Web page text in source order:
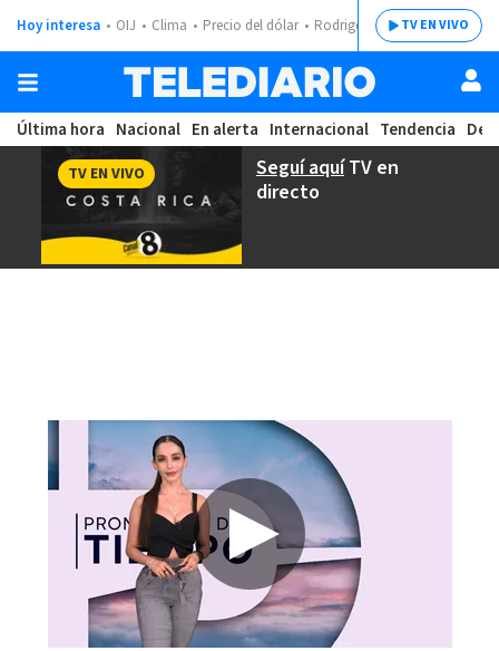
Hoy interesa OIJ Clima Precio del dólar Rodrigo ChavesTV EN VIVO
Última hora Nacional En alerta Internacional Tendencia
Seguí aquíTV en
directo
TV EN VIVO